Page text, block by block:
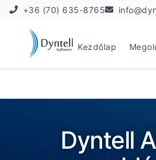
+36 (70) 635-8765
Kezdőlap
Dyntell